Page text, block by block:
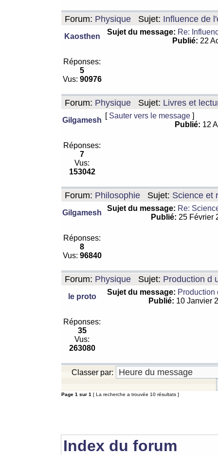
Forum: Physique Sujet: Influence de
Kaosthen
Sujet du message: Re:
Publié: 22
Réponses:
5
Vus: 90976
Forum: Physique Sujet: Livres et
Gilgamesh
[ Sauter vers le message ]
Publié: 12
Réponses:
7
Vus:
153042
Forum: Philosophie Sujet: Science et
Gilgamesh
Sujet du message: Re:
Publié: 25 Février
Réponses:
8
Vus: 96840
Forum: Physique Sujet: Production d
le proto
Sujet du message: Production
Publié: 10 Janvier
Réponses:
35
Vus:
263080
Classer par:
Page 1 sur 1 [ La recherche a trouvée 10 résultats ]
Index du forum